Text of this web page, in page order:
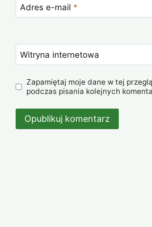
Adres e-mail *
Witryna internetowa
Zapamiętaj moje dane w tej
podczas pisania kolejnych